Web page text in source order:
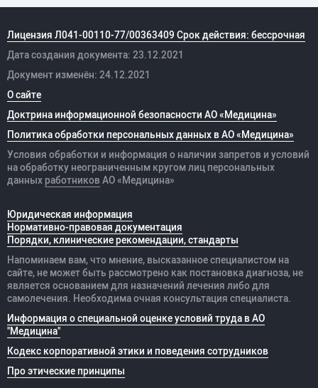
Лицензия Л041-00110-77/00363409 Срок действия: бессрочная
Дата создания документа: 23.12.2021
Документ изменён: 24.12.2021
О сайте
Доктрина информационной безопасности АО «Медицина»
Политика обработки персональных данных в АО «Медицина»
Условия обработки и информация о наличии запретов и условий
на обработку неограниченным кругом лиц персональных
данных работников АО «Медицина»
Юридическая информация
Нормативно-правовая документация
Порядки, клинические рекомендации, стандарты
Напоминаем вам, что мнение, высказанное специалистом на
сайте, не может быть рассмотрено как постановка диагноза, не
является основанием для назначений лечения либо для
самолечения. Необходима очная консультация специалиста.
Информация о специальной оценке условий труда в АО
"Медицина"
Кодекс корпоративной этики и поведения сотрудников
Про этические принципы